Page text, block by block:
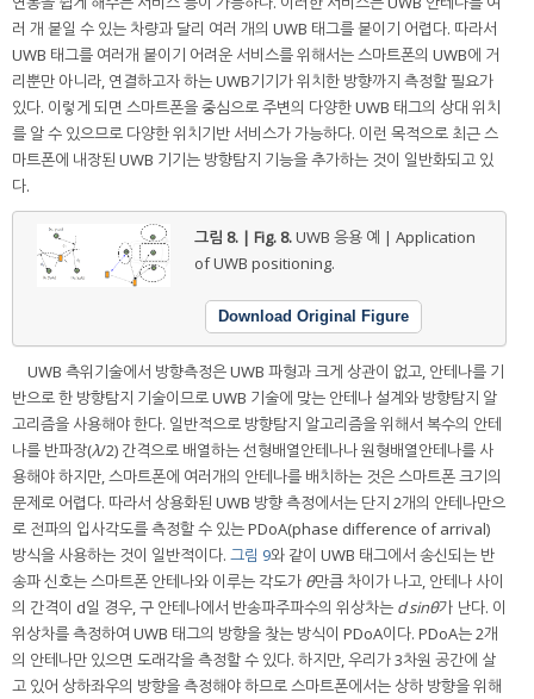
러 개 붙일 수 있는 차량과 달리 여러 개의 UWB 태그를 붙이기 어렵다. 따라서
UWB 태그를 여러개 붙이기 어려운 서비스를 위해서는 스마트폰의 UWB에 거
리뿐만 아니라, 연결하고자 하는 UWB기기가 위치한 방향까지 측정할 필요가
있다. 이렇게 되면 스마트폰을 중심으로 주변의 다양한 UWB 태그의 상대 위치
를 알 수 있으므로 다양한 위치기반 서비스가 가능하다. 이런 목적으로 최근 스
마트폰에 내장된 UWB 기기는 방향탐지 기능을 추가하는 것이 일반화되고 있
다.
그림 8. | Fig. 8.UWB 응용 예 | Application
of UWB positioning.
Download Original Figure
UWB 측위기술에서 방향측정은 UWB 파형과 크게 상관이 없고, 안테나를 기
반으로 한 방향탐지 기술이므로 UWB 기술에 맞는 안테나 설계와 방향탐지 알
고리즘을 사용해야 한다. 일반적으로 방향탐지 알고리즘을 위해서 복수의 안테
나를 반파장(λ/2) 간격으로 배열하는 선형배열안테나나 원형배열안테나를 사
용해야 하지만, 스마트폰에 여러개의 안테나를 배치하는 것은 스마트폰 크기의
문제로 어렵다. 따라서 상용화된 UWB 방향 측정에서는 단지 2개의 안테나만으
로 전파의 입사각도를 측정할 수 있는 PDoA(phase difference of arrival)
방식을 사용하는 것이 일반적이다. 그림 9와 같이 UWB 태그에서 송신되는 반
송파 신호는 스마트폰 안테나와 이루는 각도가 θ만큼 차이가 나고, 안테나 사이
의 간격이 d일 경우, 구 안테나에서 반송파주파수의 위상차는 d sinθ가 난다. 이
위상차를 측정하여 UWB 태그의 방향을 찾는 방식이 PDoA이다. PDoA는 2개
의 안테나만 있으면 도래각을 측정할 수 있다. 하지만, 우리가 3차원 공간에 살
고 있어 상하좌우의 방향을 측정해야 하므로 스마트폰에서는 상하 방향을 위해